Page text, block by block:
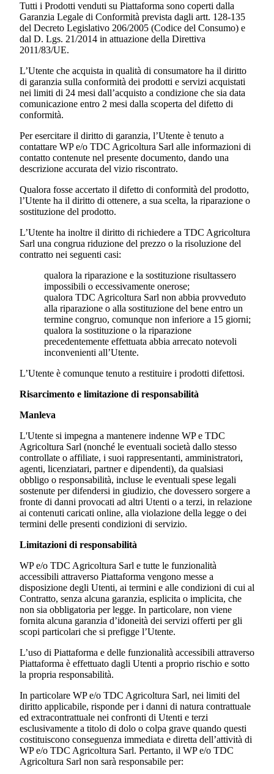
Tutti i Prodotti venduti su Piattaforma sono coperti dalla
Garanzia Legale di Conformità prevista dagli artt. 128-135
del Decreto Legislativo 206/2005 (Codice del Consumo) e
dal D. Lgs. 21/2014 in attuazione della Direttiva
2011/83/UE.
L’Utente che acquista in qualità di consumatore ha il diritto
di garanzia sulla conformità dei prodotti e servizi acquistati
nei limiti di 24 mesi dall’acquisto a condizione che sia data
comunicazione entro 2 mesi dalla scoperta del difetto di
conformità.
Per esercitare il diritto di garanzia, l’Utente è tenuto a
contattare WP e/o TDC Agricoltura Sarl alle informazioni di
contatto contenute nel presente documento, dando una
descrizione accurata del vizio riscontrato.
Qualora fosse accertato il difetto di conformità del prodotto,
l’Utente ha il diritto di ottenere, a sua scelta, la riparazione o
sostituzione del prodotto.
L’Utente ha inoltre il diritto di richiedere a TDC Agricoltura
Sarl una congrua riduzione del prezzo o la risoluzione del
contratto nei seguenti casi:
qualora la riparazione e la sostituzione risultassero
impossibili o eccessivamente onerose;
qualora TDC Agricoltura Sarl non abbia provveduto
alla riparazione o alla sostituzione del bene entro un
termine congruo, comunque non inferiore a 15 giorni;
qualora la sostituzione o la riparazione
precedentemente effettuata abbia arrecato notevoli
inconvenienti all’Utente.
L’Utente è comunque tenuto a restituire i prodotti difettosi.
Risarcimento e limitazione di responsabilità
Manleva
L'Utente si impegna a mantenere indenne WP e TDC
Agricoltura Sarl (nonché le eventuali società dallo stesso
controllate o affiliate, i suoi rappresentanti, amministratori,
agenti, licenziatari, partner e dipendenti), da qualsiasi
obbligo o responsabilità, incluse le eventuali spese legali
sostenute per difendersi in giudizio, che dovessero sorgere a
fronte di danni provocati ad altri Utenti o a terzi, in relazione
ai contenuti caricati online, alla violazione della legge o dei
termini delle presenti condizioni di servizio.
Limitazioni di responsabilità
WP e/o TDC Agricoltura Sarl e tutte le funzionalità
accessibili attraverso Piattaforma vengono messe a
disposizione degli Utenti, ai termini e alle condizioni di cui al
Contratto, senza alcuna garanzia, esplicita o implicita, che
non sia obbligatoria per legge. In particolare, non viene
fornita alcuna garanzia d’idoneità dei servizi offerti per gli
scopi particolari che si prefigge l’Utente.
L’uso di Piattaforma e delle funzionalità accessibili attraverso
Piattaforma è effettuato dagli Utenti a proprio rischio e sotto
la propria responsabilità.
In particolare WP e/o TDC Agricoltura Sarl, nei limiti del
diritto applicabile, risponde per i danni di natura contrattuale
ed extracontrattuale nei confronti di Utenti e terzi
esclusivamente a titolo di dolo o colpa grave quando questi
costituiscono conseguenza immediata e diretta dell’attività di
WP e/o TDC Agricoltura Sarl. Pertanto, il WP e/o TDC
Agricoltura Sarl non sarà responsabile per: